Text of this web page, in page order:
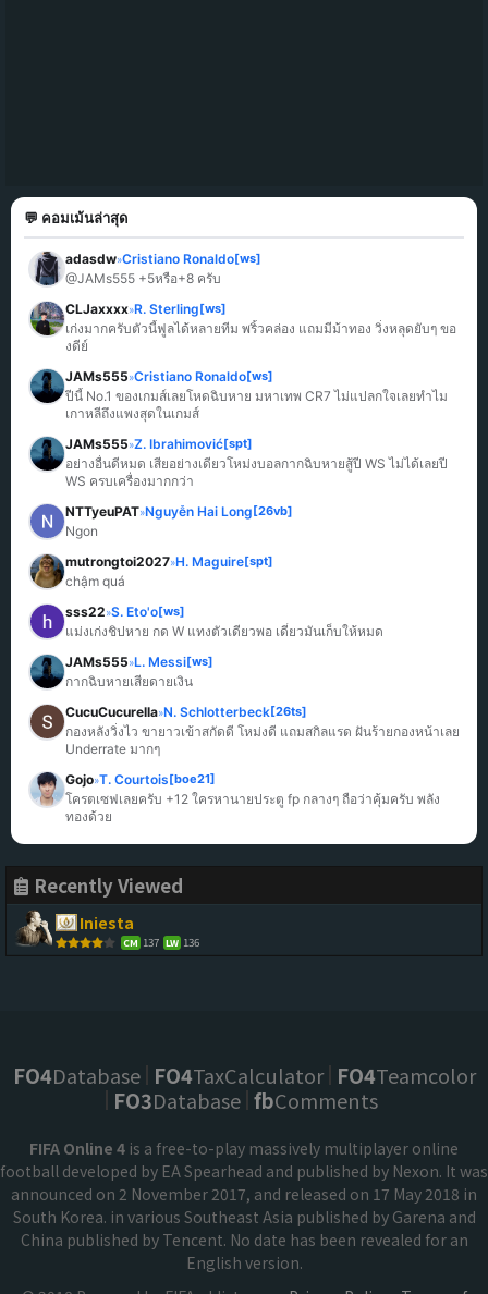
💬 คอมเม้นล่าสุด
adasdw»Cristiano Ronaldo[ws]
@JAMs555 +5หรือ+8 ครับ
CLJaxxxx»R. Sterling[ws]
เก่งมากครับตัวนี้ฟูลได้หลายทีม พริ้วคล่อง แถมมีม้าทอง วิ่งหลุดยับๆ ขอ
งดีย์
JAMs555»Cristiano Ronaldo[ws]
ปีนี้ No.1 ของเกมส์เลยโหดฉิบหาย มหาเทพ CR7 ไม่แปลกใจเลยทำไม
เกาหลีถึงแพงสุดในเกมส์
JAMs555»Z. Ibrahimović[spt]
อย่างอื่นดีหมด เสียอย่างเดียวโหม่งบอลกากฉิบหายสู้ปี WS ไม่ได้เลยปี
WS ครบเครื่องมากกว่า
NTTyeuPAT»Nguyễn Hai Long [26vb]
Ngon
mutrongtoi2027»H. Maguire[spt]
chậm quá
sss22»S. Eto'o[ws]
แม่งเก่งชิปหาย กด W แทงตัวเดียวพอ เดี๋ยวมันเก็บให้หมด
JAMs555»L. Messi[ws]
กากฉิบหายเสียดายเงิน
CucuCucurella»N. Schlotterbeck[26ts]
กองหลังวิ่งไว ขายาวเข้าสกัดดี โหม่งดี แถมสกิลแรด ฝันร้ายกองหน้าเลย
Underrate มากๆ
Gojo»T. Courtois[boe21]
โครตเซฟเลยครับ +12 ใครหานายประตู fp กลางๆ ถือว่าคุ้มครับ พลัง
ทองด้วย
Recently Viewed
Iniesta
CM 137 LW 136
FO4Database FO4TaxCalculator FO4Teamcolor
FO3Database fbComments
FIFA Online 4 is a free-to-play massively multiplayer online
football developed by EA Spearhead and published by Nexon. It was
announced on 2 November 2017, and released on 17 May 2018 in
South Korea. in various Southeast Asia published by Garena and
China published by Tencent. No date has been revealed for an
English version.